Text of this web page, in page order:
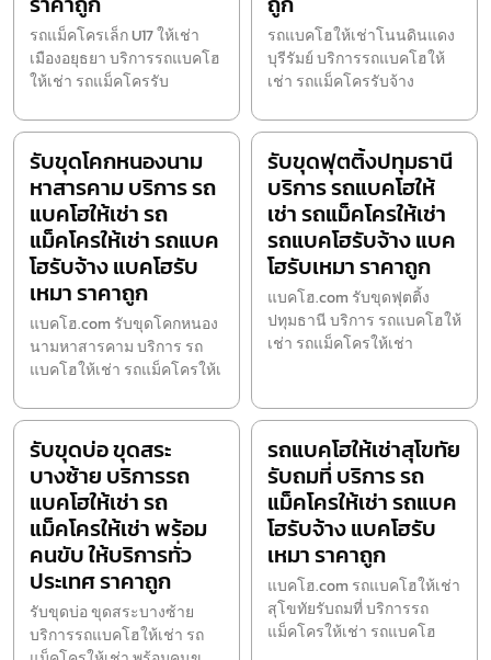
รถแม็คโครเล็ก U17 ให้เช่า
เมืองอยุธยา บริการรถแบคโฮ
ให้เช่า รถแม็คโครรับ
รถแบคโฮให้เช่าโนนดินแดง
บุรีรัมย์ บริการรถแบคโฮให้
เช่า รถแม็คโครรับจ้าง
รับขุดโคกหนองนาม
หาสารคาม บริการ รถ
แบคโฮให้เช่า รถ
แม็คโครให้เช่า รถแบค
โฮรับจ้าง แบคโฮรับ
เหมา ราคาถูก
แบคโฮ.com รับขุดโคกหนอง
นามหาสารคาม บริการ รถ
แบคโฮให้เช่า รถแม็คโครให้เ
รับขุดฟุตติ้งปทุมธานี
บริการ รถแบคโฮให้
เช่า รถแม็คโครให้เช่า
รถแบคโฮรับจ้าง แบค
โฮรับเหมา ราคาถูก
แบคโฮ.com รับขุดฟุตติ้ง
ปทุมธานี บริการ รถแบคโฮให้
เช่า รถแม็คโครให้เช่า
รับขุดบ่อ ขุดสระ
บางซ้าย บริการรถ
แบคโฮให้เช่า รถ
แม็คโครให้เช่า พร้อม
คนขับ ให้บริการทั่ว
ประเทศ ราคาถูก
รับขุดบ่อ ขุดสระบางซ้าย
บริการรถแบคโฮให้เช่า รถ
รถแบคโฮให้เช่าสุโขทัย
รับถมที่ บริการ รถ
แม็คโครให้เช่า รถแบค
โฮรับจ้าง แบคโฮรับ
เหมา ราคาถูก
แบคโฮ.com รถแบคโฮให้เช่า
สุโขทัยรับถมที่ บริการรถ
แม็คโครให้เช่า รถแบคโฮ